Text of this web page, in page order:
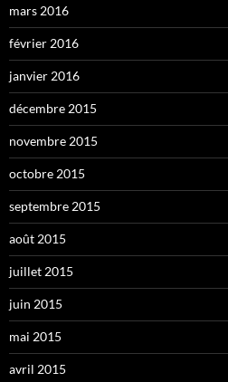
mars 2016
février 2016
janvier 2016
décembre 2015
novembre 2015
octobre 2015
septembre 2015
août 2015
juillet 2015
juin 2015
mai 2015
avril 2015